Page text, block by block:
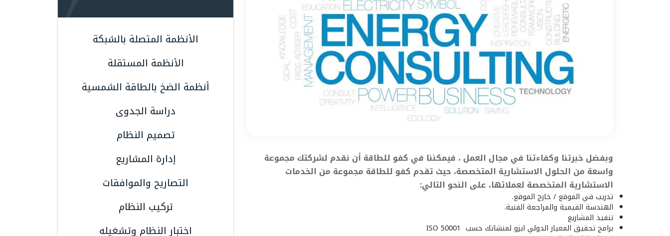
وبفضل خبرتنا وكفاءتنا في مجال العمل ، فيمكننا في كفو للطاقة أن نقدم لشركتك مجموعة
واسعة من الحلول الاستشارية المتخصصة، حيث تقدم كفو للطاقة مجموعة من الخدمات
الاستشارية المتخصصة لعملائها، على النحو التالي:
تدريب في الموقع / خارج الموقع.
الهندسة القيمية والمراجعة الفنية.
تنفيذ المشاريع
برامج تحقيق المعيار الدولي ايزو لمنشاتك حسب ISO 50001
الأنظمة المتصلة بالشبكة
الأنظمة المستقلة
أنظمة الضخ بالطاقة الشمسية
دراسة الجدوى
تصميم النظام
إدارة المشاريع
التصاريح والموافقات
تركيب النظام
اختبار النظام وتشغيله